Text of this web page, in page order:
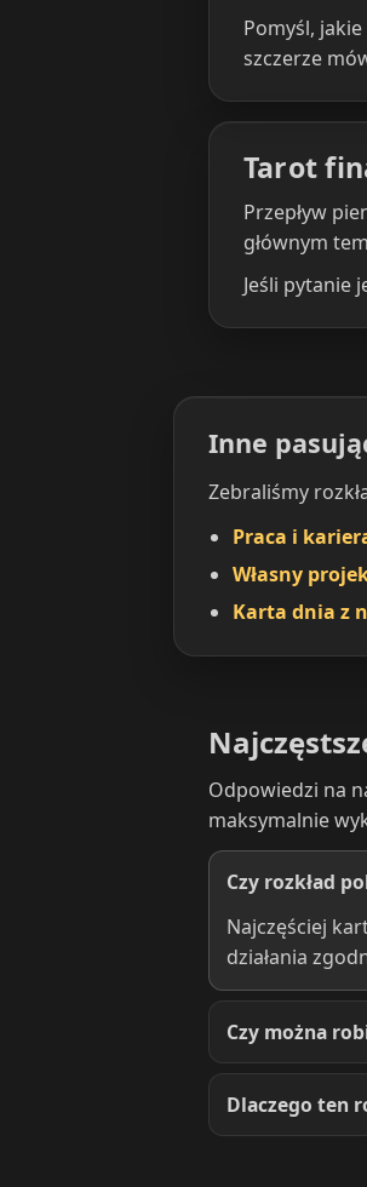
Pomyśl,
szczerze
Tarot
Przepływ
głównym
Jeśli pytanie
Inne
Zebraliśmy
Praca i
Własny
Karta dnia z
Odpowiedzi na
maksymalnie
Czy rozkład
Najczęściej
działania
Czy można
Dlaczego ten